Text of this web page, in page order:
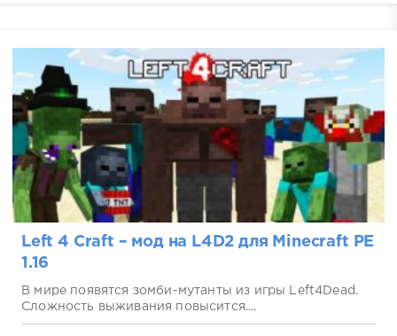
Left 4 Craft – мод на L4D2 для Minecraft PE
1.16
В мире появятся зомби-мутанты из игры Left4Dead.
Сложность выживания повысится....